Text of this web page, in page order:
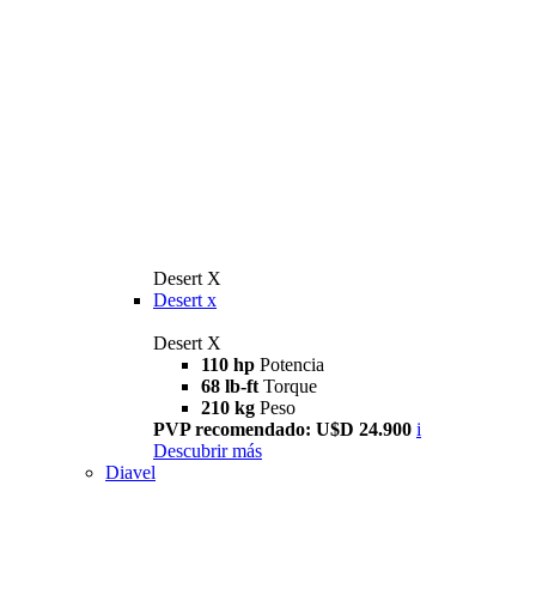
Desert X
Desert x
Desert X
110 hp Potencia
68 lb-ft Torque
210 kg Peso
PVP recomendado: U$D 24.900 i
Descubrir más
Diavel